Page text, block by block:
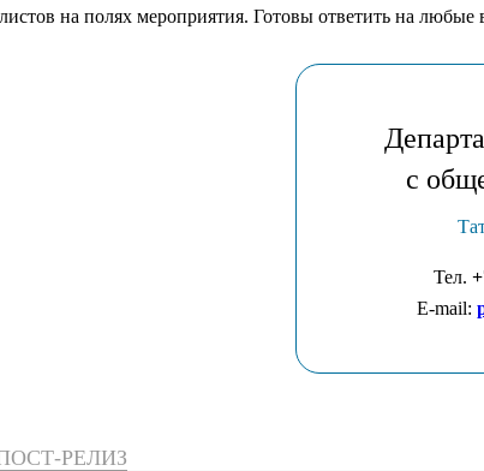
на полях мероприятия. Готовы ответить на любые
с
Тел.
E-mail:
РЕЛИЗ